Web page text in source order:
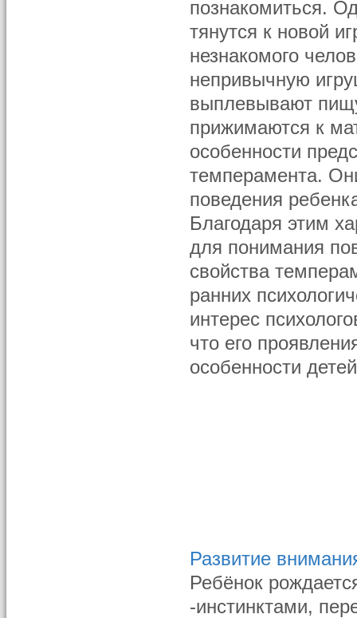
познакомиться.
тянутся к новой
незнакомого
непривычную
выплевывают
прижимаются к
особенности
темперамента.
поведения
Благодаря этим
для понимания
свойства
ранних
интерес
что его
особенности
Развитие
Ребёнок
-инстинктами,